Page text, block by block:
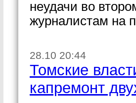
неудачи во
журналистам на
28.10 20:44
Томские
капремонт